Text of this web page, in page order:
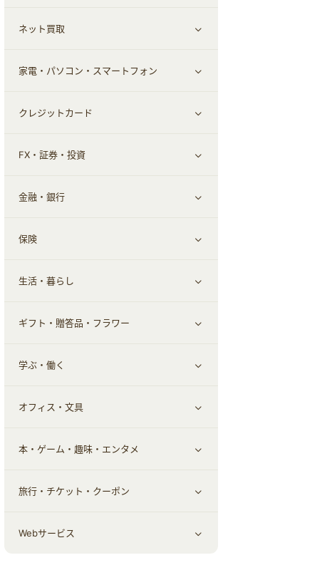
スーツ・フォーマル
お酒
食材宅配
ウォーターサーバー
ヘアケア
エステ・サロン
メンズ美容
すべて見る
スポーツ・フィットネス
日用品・薬局・からだ
ネット買取
すべて見る
ネット買取
家電・パソコン・スマートフォン
すべて見る
家電・パソコン・ソフトウェア
通信・レンタルサーバー
スマホ・携帯電話・SIM
定額制有料コンテンツ
クレジットカード
すべて見る
クレジットカード
FX・証券・投資
すべて見る
証券
仮想通貨
その他投資
金融・銀行
銀行・ネット銀行
キャッシング・ローン
その他金融
保険
すべて見る
保険相談・面談
生活・暮らし
すべて見る
住まい・暮らし
不動産
引越し
エコ・エネルギー
車情報・カーシェア・レンタル
ギフト・贈答品・フラワー
すべて見る
ギフト・贈答品
学ぶ・働く
すべて見る
習い事・学習・学校
仕事・転職
オフィス・文具
すべて見る
オフィス・文具
本・ゲーム・趣味・エンタメ
すべて見る
ゲーム・趣味
旅行・チケット・クーポン
すべて見る
Webサービス